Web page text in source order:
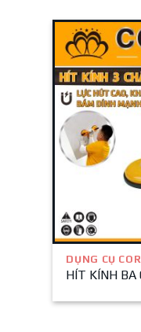
DỤNG CỤ
HÍT KÍNH BA